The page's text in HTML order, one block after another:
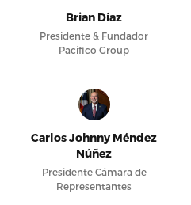
Brian Díaz
Presidente & Fundador
Pacifico Group
Carlos Johnny Méndez
Núñez
Presidente Cámara de
Representantes